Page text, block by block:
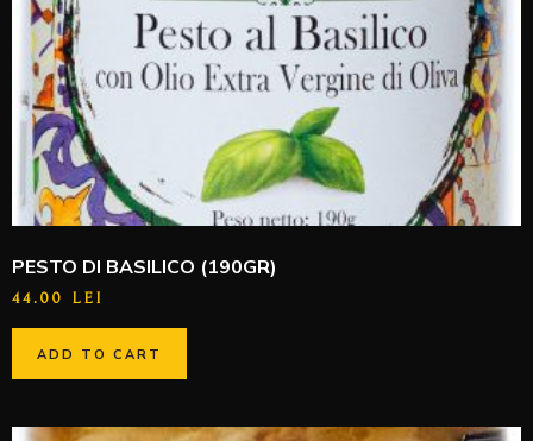
PESTO DI BASILICO (190GR)
44.00 LEI
ADD TO CART